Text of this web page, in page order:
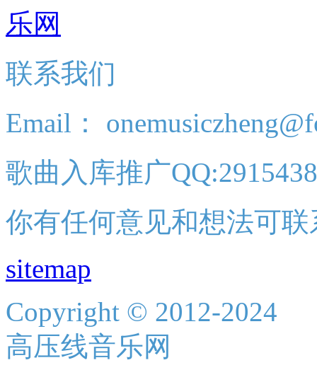
联系我们
Email：
歌曲入库推广
你有任何意见和想法可
sitemap
Copyright © 2012-2024
高压线音乐网